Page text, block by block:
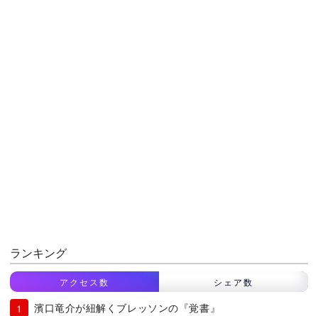
ランキング
アクセス数 シェア数
濱口竜介が紐解くブレッソンの『覚書』